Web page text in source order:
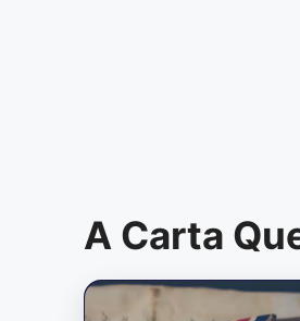
A Carta